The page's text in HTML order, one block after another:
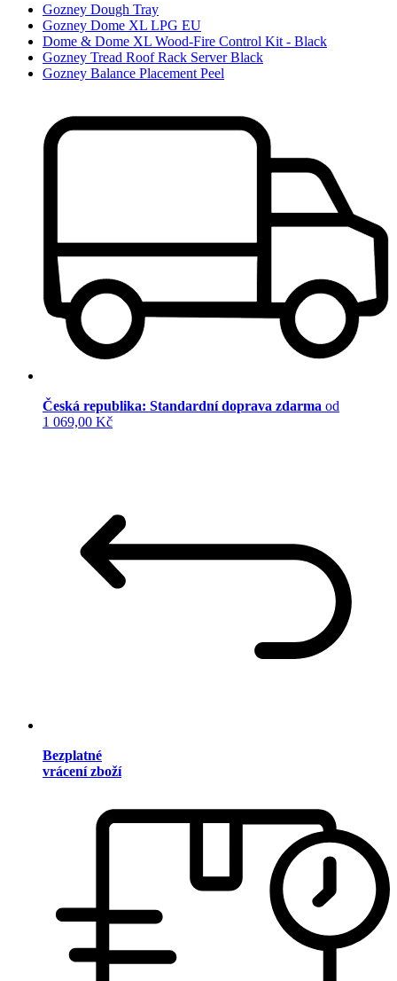
Gozney Dough Tray
Gozney Dome XL LPG EU
Dome & Dome XL Wood-Fire Control Kit - Black
Gozney Tread Roof Rack Server Black
Gozney Balance Placement Peel
Česká republika: Standardní doprava zdarma od
1 069,00 Kč
Bezplatné
vrácení zboží